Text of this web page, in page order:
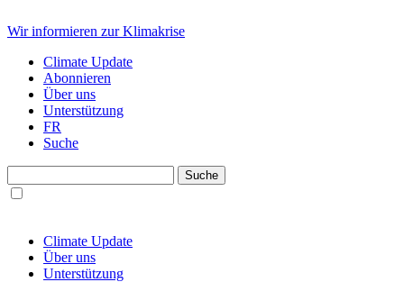
Wir informieren zur Klimakrise
Climate Update
Abonnieren
Über uns
Unterstützung
FR
Suche
Climate Update
Über uns
Unterstützung